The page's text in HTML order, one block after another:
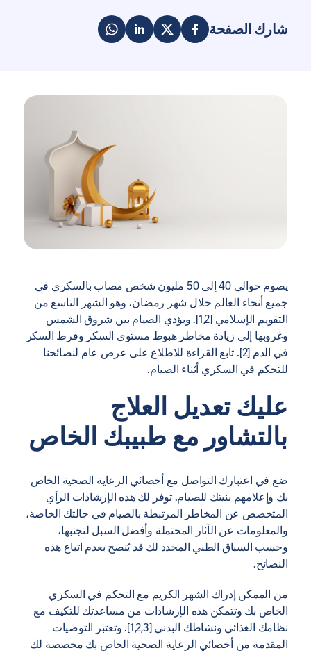
شارك الصفحة
يصوم حوالي 40 إلى 50 مليون شخص مصاب بالسكري في
جميع أنحاء العالم خلال شهر رمضان، وهو الشهر التاسع من
التقويم الإسلامي [1,2]. ويؤدي الصيام بين شروق الشمس
وغروبها إلى زيادة مخاطر هبوط مستوى السكر وفرط السكر
في الدم [2]. تابع القراءة للاطلاع على عرض عام لنصائحنا
للتحكم في السكري أثناء الصيام.
عليك تعديل العلاج
بالتشاور مع طبيبك الخاص
ضع في اعتبارك التواصل مع أخصائي الرعاية الصحية الخاص
بك وإعلامهم بنيتك للصيام. توفر لك هذه الإرشادات الرأي
المتخصص عن المخاطر المرتبطة بالصيام في حالتك الخاصة،
والمعلومات عن الآثار المحتملة وأفضل السبل لتجنبها،
وحسب السياق الطبي المحدد لك قد يُنصح بعدم اتباع هذه
النصائح.
من الممكن إدراك الشهر الكريم مع التحكم في السكري
الخاص بك وتتمكن هذه الإرشادات من مساعدتك للتكيف مع
نظامك الغذائي ونشاطك البدني [1,2,3]. وتعتبر التوصيات
المقدمة من أخصائي الرعاية الصحية الخاص بك مخصصة لك